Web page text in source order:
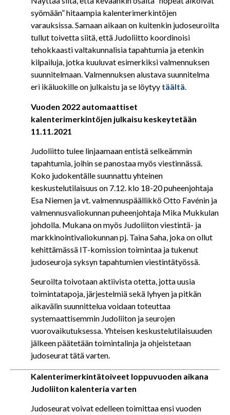
syömään” hitaampia kalenterimerkintöjen
varauksissa. Samaan aikaan on kuitenkin judoseuroilta
tullut toivetta siitä, että Judoliitto koordinoisi
tehokkaasti valtakunnalisia tapahtumia ja etenkin
kilpailuja, jotka kuuluvat esimerkiksi valmennuksen
suunnitelmaan. Valmennuksen alustava suunnitelma
eri ikäluokille on julkaistu ja se löytyy täältä.
Vuoden 2022 automaattiset
kalenterimerkintöjen julkaisu keskeytetään
11.11.2021
Judoliitto tulee linjaamaan entistä selkeämmin
tapahtumia, joihin se panostaa myös viestinnässä.
Koko judokentälle suunnattu yhteinen
keskustelutilaisuus on 7.12. klo 18-20 puheenjohtaja
Esa Niemen ja vt. valmennuspäällikkö Otto Favénin ja
valmennusvaliokunnan puheenjohtaja Mika Mukkulan
johdolla. Mukana on myös Judoliiton viestintä- ja
markkinointivaliokunnan pj. Taina Saha, joka on ollut
kehittämässä IT-komission toimintaa ja tukenut
judoseuroja syksyn tapahtumien viestintätyössä.
Seuroilta toivotaan aktiivista otetta, jotta uusia
toimintatapoja, järjestelmiä sekä lyhyen ja pitkän
aikavälin suunnittelua voidaan toteuttaa
systemaattisemmin Judoliiton ja seurojen
vuorovaikutuksessa. Yhteisen keskustelutilaisuuden
jälkeen päätetään toimintalinja ja ohjeistetaan
judoseurat tätä varten.
Kalenterimerkintätoiveet loppuvuoden aikana
Judoliiton kalenteria varten
Judoseurat voivat edelleen toimittaa ensi vuoden